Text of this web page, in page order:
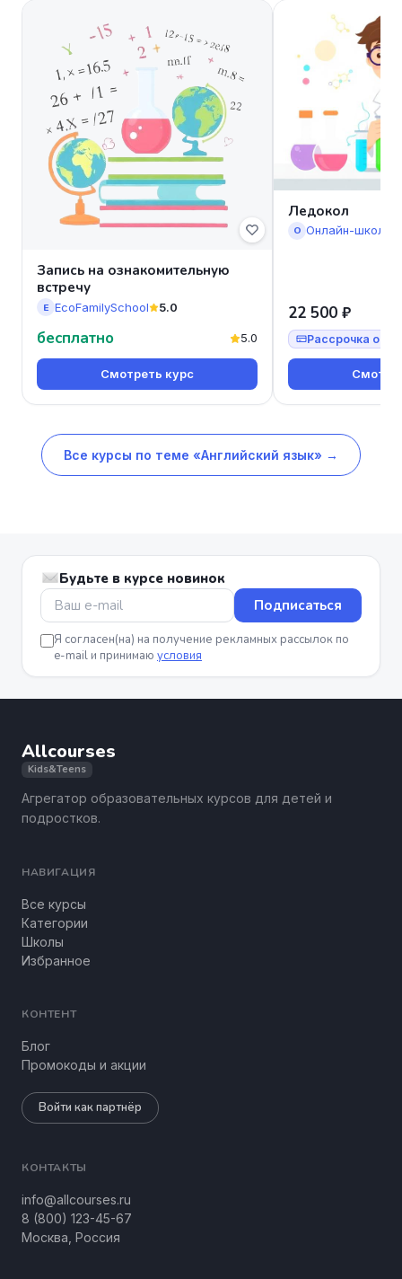
Запись на ознакомительную
встречу
E EcoFamilySchool 5.0
бесплатно 5.0
Смотреть курс
Ледокол
О Онлайн-школа
22 500 ₽
Рассрочка от
Все курсы по теме «Английский язык» →
Будьте в курсе новинок
Подписаться
Я согласен(на) на получение рекламных рассылок по
e-mail и принимаю условия
Allcourses
Kids&Teens
Агрегатор образовательных курсов для детей и
подростков.
НАВИГАЦИЯ
Все курсы
Категории
Школы
Избранное
КОНТЕНТ
Блог
Промокоды и акции
Войти как партнёр
КОНТАКТЫ
info@allcourses.ru
8 (800) 123-45-67
Москва, Россия